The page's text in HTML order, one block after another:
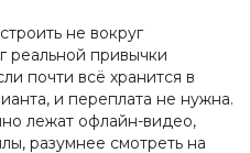
не вокруг
реальной привычки
почти всё хранится в
и переплата не нужна.
лежат офлайн-видео,
разумнее смотреть на